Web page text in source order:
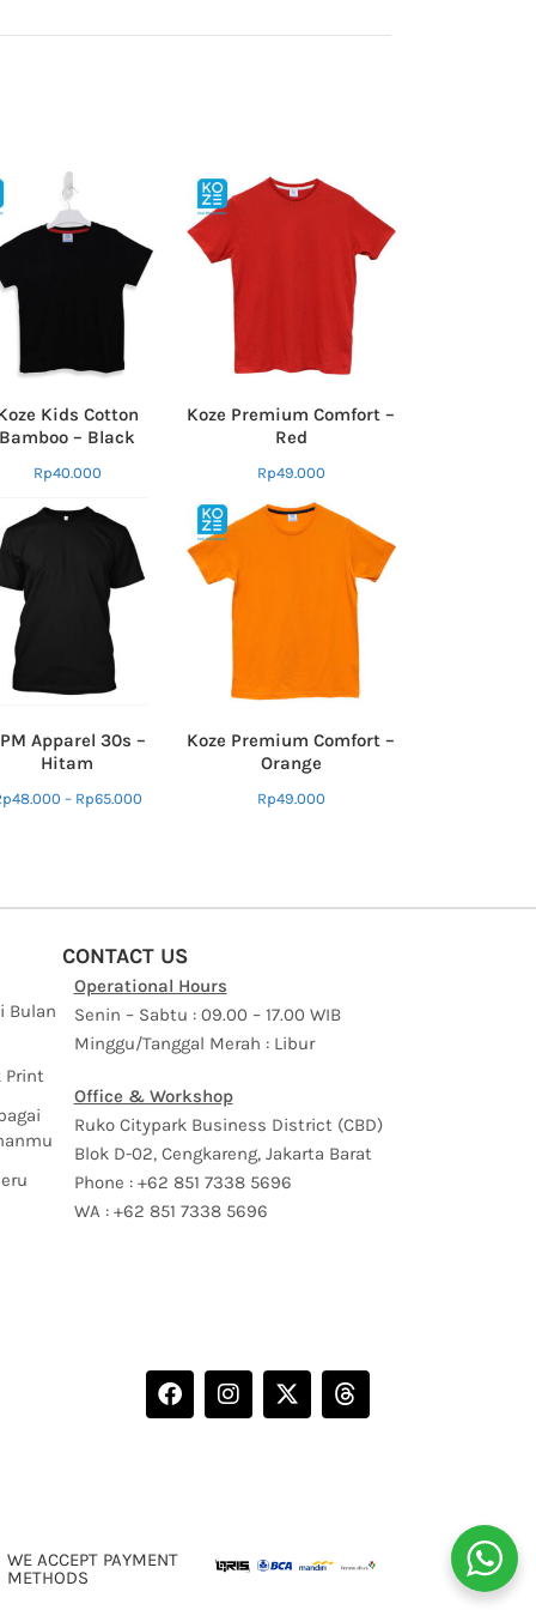
Kids Cotton
Bamboo – Black
Rp40.000
Koze Premium Comfort –
Red
Rp49.000
Apparel 30s –
Hitam
48.000 – Rp65.000
Koze Premium Comfort –
Orange
Rp49.000
CONTACT US
Bulan
Print
Operational Hours
Senin – Sabtu : 09.00 – 17.00 WIB
Minggu/Tanggal Merah : Libur
Office & Workshop
Ruko Citypark Business District (CBD)
Blok D-02, Cengkareng, Jakarta Barat
Phone : +62 851 7338 5696
WA : +62 851 7338 5696
WE ACCEPT PAYMENT
METHODS